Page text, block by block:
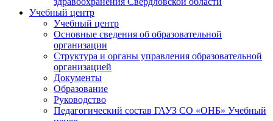
Учебный центр
Учебный центр
Основные сведения об образовательной
организации
Структура и органы управления образовательной
организацией
Документы
Образование
Руководство
Педагогический состав ГАУЗ СО «ОНБ» Учебный